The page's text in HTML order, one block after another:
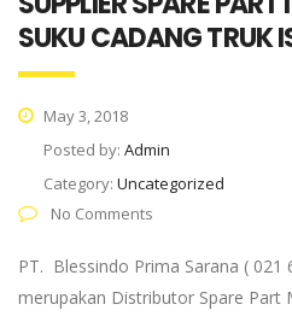
SUKU CADANG TRUK
May 3, 2018
Posted by: Admin
Category: Uncategorized
No Comments
PT. Blessindo Prima Sarana ( 021
merupakan Distributor Spare Part